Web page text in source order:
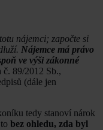
nájemci; započte si
Nájemce má právo
ve výši zákonné
č. 89/2012 Sb.,
(dále jen
tedy stanoví nárok
bez ohledu, zda byl